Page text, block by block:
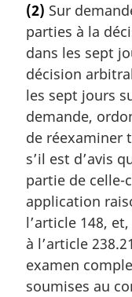
t
e
m
a
g
i
n
a
e
:
(2) Sur
parties à la
dans les sept
décision
les sept jours
demande,
de réexaminer
s’il est d’avis
partie de celle-
application
l’article 148,
à l’article
examen
soumises au